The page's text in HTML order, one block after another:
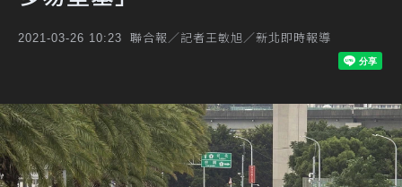
2021-03-26 10:23 聯合報／記者王敏旭／新北即時報導